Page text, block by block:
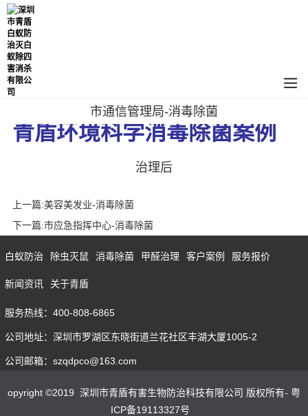
市通信管理局-消毒除菌
青盾环境科学消毒除菌案例
治理后
上一篇:美容美发业-消毒除菌
下一篇:市应急指挥中心-消毒除菌
白蚁防治 除虫灭鼠 消毒除菌 甲醛治理 客户案例 服务报价
新闻资讯 关于青盾
服务热线：400-808-6865
公司地址：深圳市罗湖区东晓街道兰花社区丰湖大厦1005-2
公司邮箱：szqdpco@163.com
opyright ©2019 深圳市青盾有害生物防治科技有限公司 版权所有- 粤
ICP备19113327号